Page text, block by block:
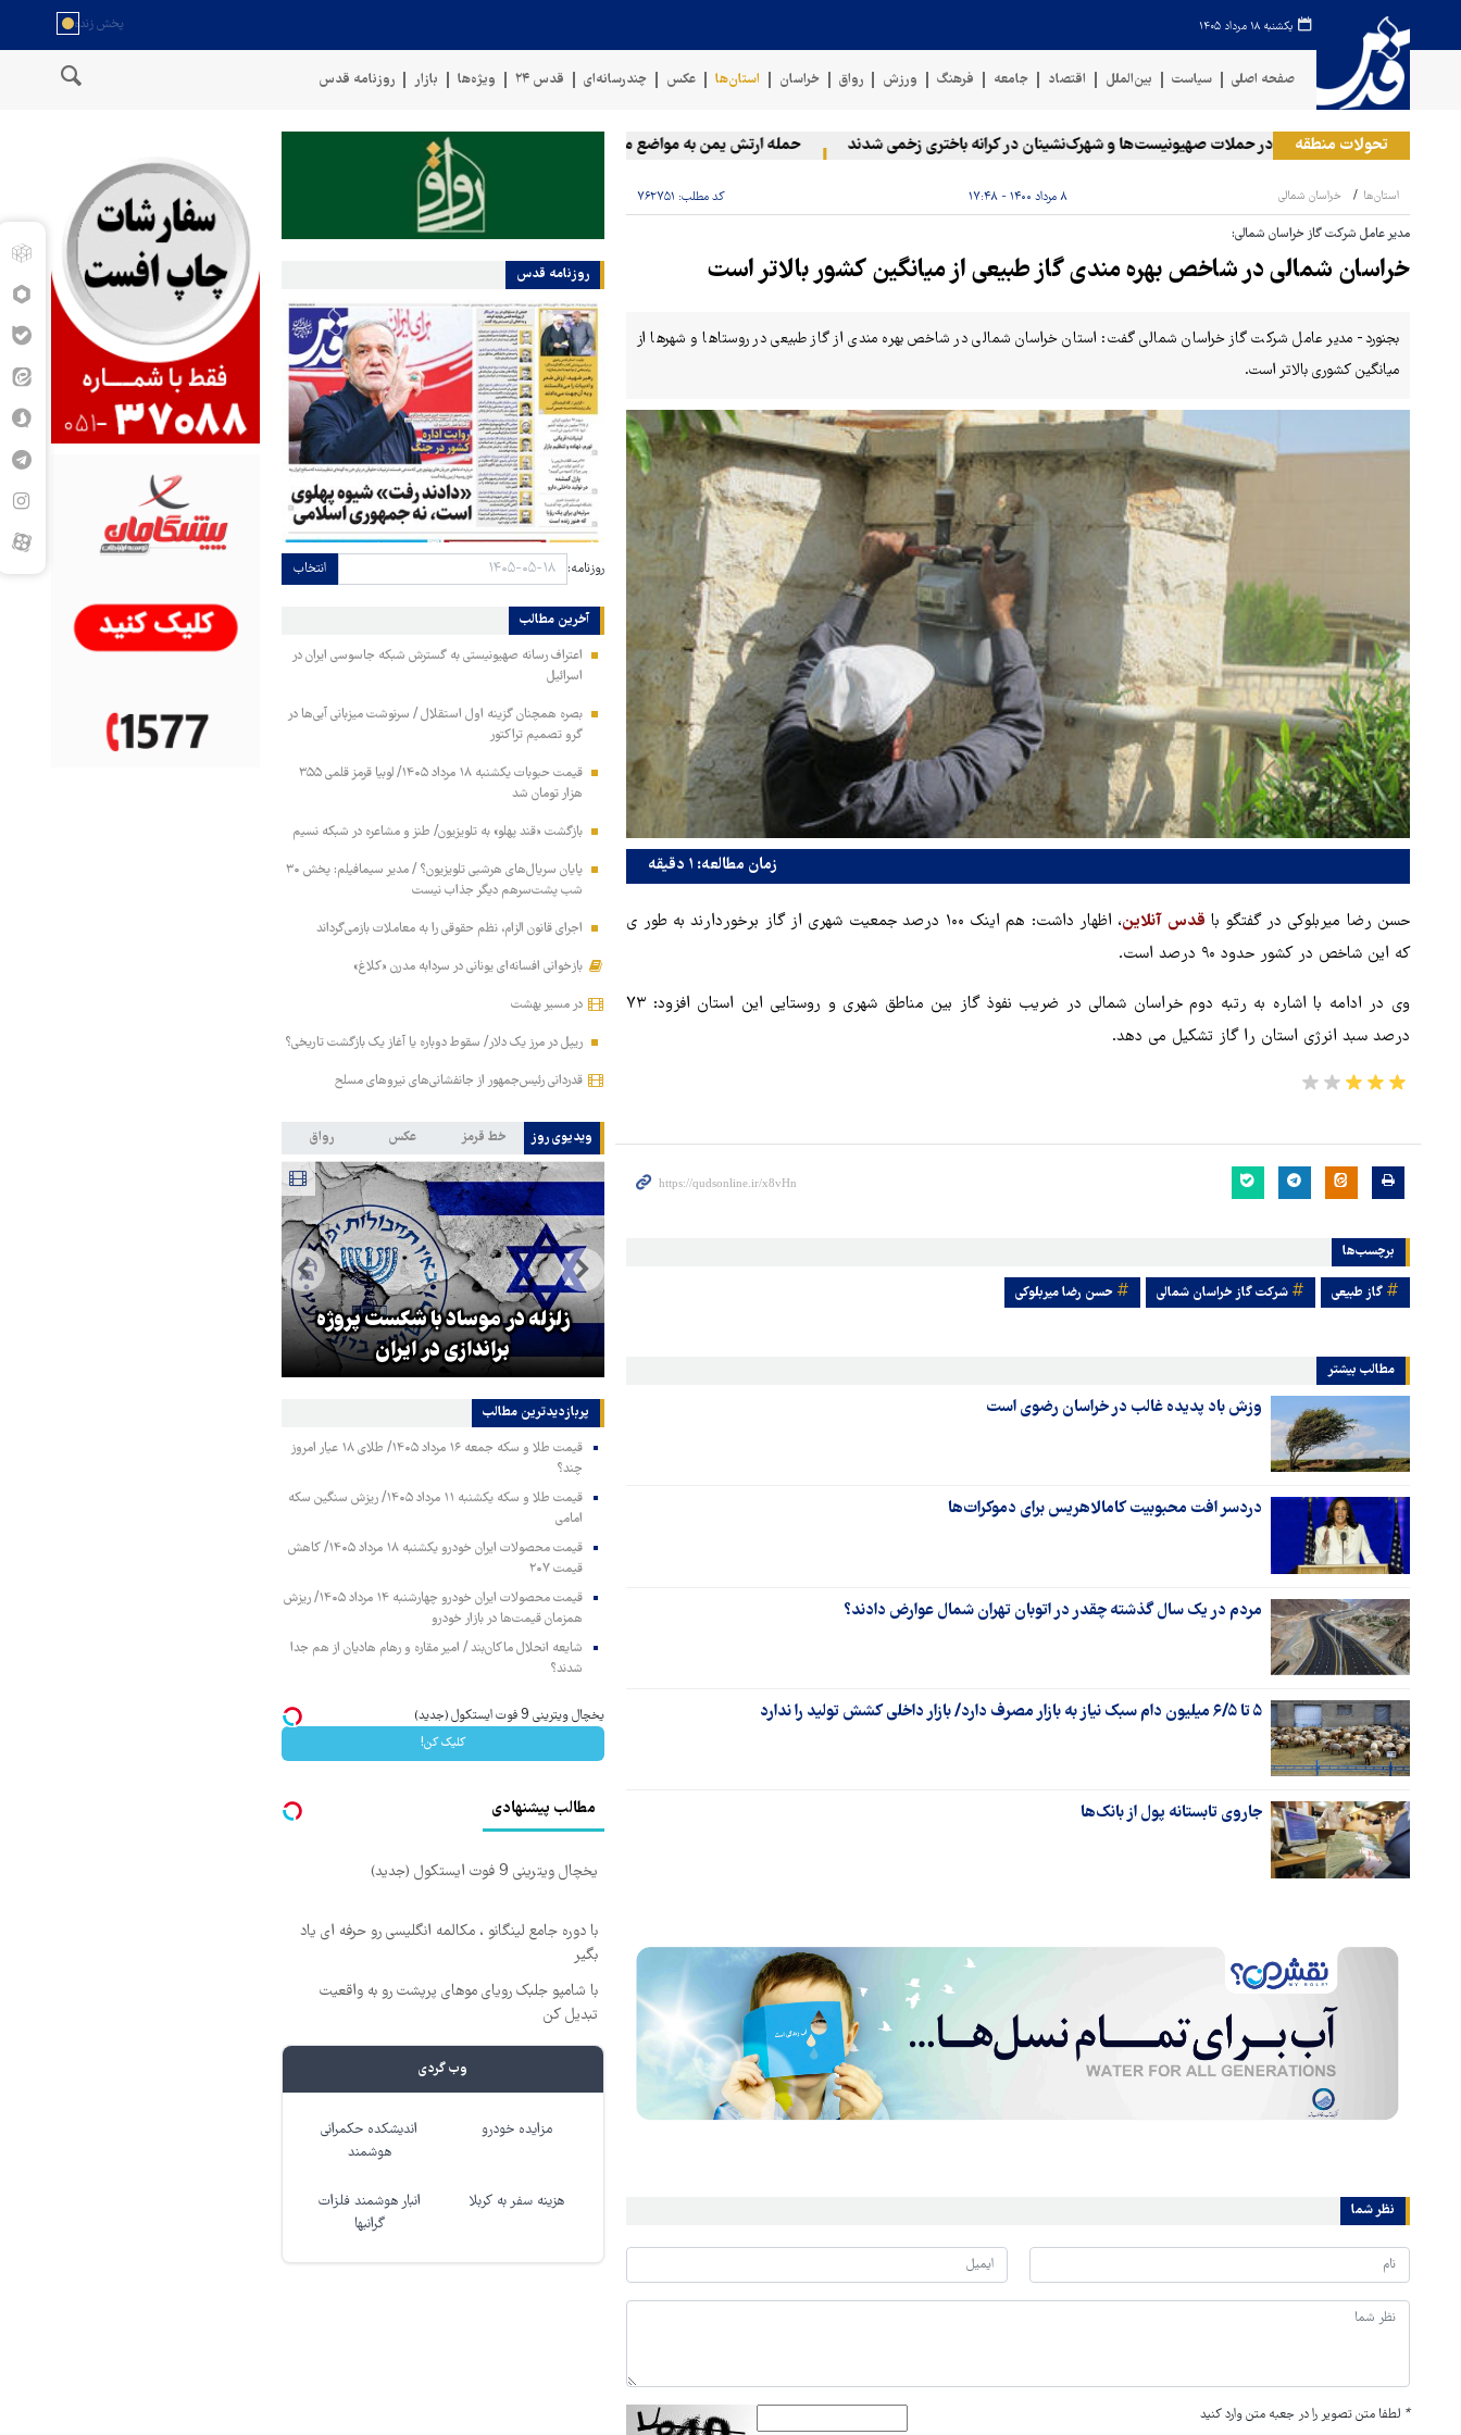
یکشنبه ۱۸ مرداد ۱۴۰۵
صفحه اصلی سیاست بین‌الملل اقتصاد جامعه فرهنگ ورزش رواق خراسان استان‌ها عکس چندرسانه‌ای قدس ۲۴ ویژه‌ها بازار روزنامه قدس
تحولات منطقه
۲۰ فلسطینی در حملات صهیونیست‌ها و شهرک‌نشینان در کرانه باختری زخمی شدند حمله ارتش یمن به مواضع مزدوران آل سعود رویترز: عربستان ۸۶ درصد از موشک‌های پاتریوت خود را استفاده کرده است
استان‌ها خراسان شمالی ۸ مرداد ۱۴۰۰ - ۱۷:۴۸ کد مطلب: ۷۶۲۷۵۱
مدیر عامل شرکت گاز خراسان شمالی:
خراسان شمالی در شاخص بهره مندی گاز طبیعی از میانگین کشور بالاتر است
بجنورد- مدیر عامل شرکت گاز خراسان شمالی گفت: استان خراسان شمالی در شاخص بهره مندی از گاز طبیعی در روستاها و شهرها از
میانگین کشوری بالاتر است.
زمان مطالعه: ۱ دقیقه
حسن رضا میربلوکی در گفتگو با قدس آنلاین
، اظهار داشت: هم اینک ۱۰۰ درصد جمعیت شهری از گاز برخوردارند به طور ی
که این شاخص در کشور حدود ۹۰ درصد است.
وی در ادامه با اشاره به رتبه دوم خراسان شمالی در ضریب نفوذ گاز بین مناطق شهری و روستایی این استان افزود: ۷۳
درصد سبد انرژی استان را گاز تشکیل می دهد.
برچسب‌ها
گاز طبیعی شرکت گاز خراسان شمالی حسن رضا میربلوکی
مطالب بیشتر
وزش باد پدیده غالب در خراسان رضوی است
دردسر افت محبوبیت کامالاهریس برای دموکرات‌ها
مردم در یک سال گذشته چقدر در اتوبان تهران شمال عوارض دادند؟
۵ تا ۶/۵ میلیون دام سبک نیاز به بازار مصرف دارد/ بازار داخلی کشش تولید را ندارد
جاروی تابستانه پول از بانک‌ها
نظر شما
* لطفا متن تصویر را در جعبه متن وارد کنید
روزنامه قدس
روزنامه: انتخاب
آخرین مطالب
اعتراف رسانه صهیونیستی به گسترش شبکه جاسوسی ایران در
اسرائیل
بصره همچنان گزینه اول استقلال / سرنوشت میزبانی آبی‌ها در
گرو تصمیم تراکتور
قیمت حبوبات یکشنبه ۱۸ مرداد ۱۴۰۵/ لوبیا قرمز قلمی ۳۵۵
هزار تومان شد
بازگشت «قند پهلو» به تلویزیون/ طنز و مشاعره در شبکه نسیم
پایان سریال‌های هرشبی تلویزیون؟ / مدیر سیمافیلم: پخش ۳۰
شب پشت‌سرهم دیگر جذاب نیست
اجرای قانون الزام، نظم حقوقی را به معاملات بازمی‌گرداند
بازخوانی افسانه‌ای یونانی در سردابه مدرن «کلاغ»
در مسیر بهشت
ریپل در مرز یک دلار/ سقوط دوباره یا آغاز یک بازگشت تاریخی؟
قدردانی رئیس‌جمهور از جانفشانی‌های نیروهای مسلح
ویدیوی روز خط قرمز عکس رواق
فوتبال: در همه
کنیم
رئیس فدراسیون فوتبال: در همه
بخش‌ها باید از هوش مصنوعی
استفاده کنیم
پربازدیدترین‌ مطالب
قیمت طلا و سکه جمعه ۱۶ مرداد ۱۴۰۵/ طلای ۱۸ عیار امروز
چند؟
قیمت طلا و سکه یکشنبه ۱۱ مرداد ۱۴۰۵/ ریزش سنگین سکه
امامی
قیمت محصولات ایران خودرو یکشنبه ۱۸ مرداد ۱۴۰۵/ کاهش
قیمت ۲۰۷
قیمت محصولات ایران خودرو چهارشنبه ۱۴ مرداد ۱۴۰۵/ ریزش
همزمان قیمت‌ها در بازار خودرو
شایعه انحلال ماکان‌بند / امیر مقاره و رهام هادیان از هم جدا
شدند؟
یخچال ویترینی 9 فوت ایستکول (جدید)
کلیک کن!
مطالب پیشنهادی
یخچال ویترینی 9 فوت ایستکول (جدید)
با دوره جامع لینگانو ، مکالمه انگلیسی رو حرفه ای یاد
بگیر
با شامپو جلبک رویای موهای پرپشت رو به واقعیت
تبدیل کن
وب گردی
مزایده خودرو
اندیشکده حکمرانی
هوشمند
هزینه سفر به کربلا
انبار هوشمند فلزات
گرانبها